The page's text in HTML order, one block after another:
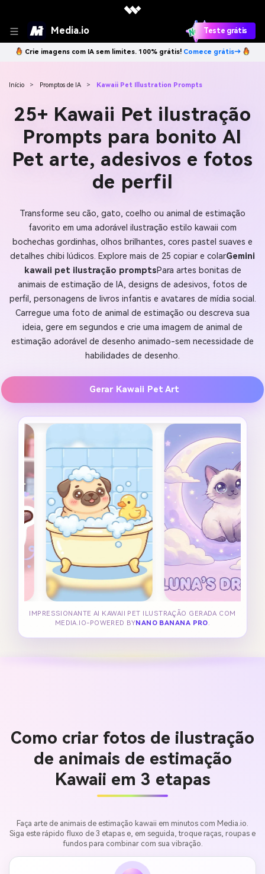
Media.io Teste grátis
Crie imagens com IA sem limites. 100% grátis! Comece grátis→
Início > Promptos de IA > Kawaii Pet Illustration Prompts
25+ Kawaii Pet ilustração
Prompts para bonito AI
Pet arte, adesivos e fotos
de perfil
Transforme seu cão, gato, coelho ou animal de estimação
favorito em uma adorável ilustração estilo kawaii com
bochechas gordinhas, olhos brilhantes, cores pastel suaves e
detalhes chibi lúdicos. Explore mais de 25 copiar e colarGemini
kawaii pet ilustração promptsPara artes bonitas de
animais de estimação de IA, designs de adesivos, fotos de
perfil, personagens de livros infantis e avatares de mídia social.
Carregue uma foto de animal de estimação ou descreva sua
ideia, gere em segundos e crie uma imagem de animal de
estimação adorável de desenho animado-sem necessidade de
habilidades de desenho.
Gerar Kawaii Pet Art
IMPRESSIONANTE AI KAWAII PET ILUSTRAÇÃO GERADA COM
MEDIA.IO-POWERED BYNANO BANANA PRO.
Como criar fotos de ilustração
de animais de estimação
Kawaii em 3 etapas
Faça arte de animais de estimação kawaii em minutos com Media.io.
Siga este rápido fluxo de 3 etapas e, em seguida, troque raças, roupas e
fundos para combinar com sua vibração.